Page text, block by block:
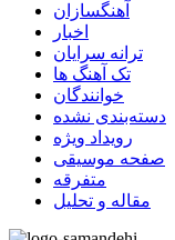
آهنگسازان
اخبار
ترانه سرایان
تک آهنگ ها
خوانندگان
دسته‌بندی نشده
رویداد ویژه
صفحه موسیقی
متفرقه
مقاله و تحلیل